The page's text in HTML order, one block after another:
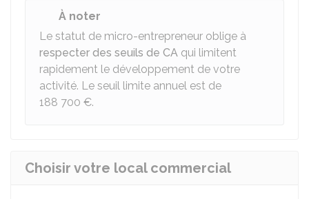
À noter
Le statut de micro-entrepreneur oblige à
respecter des seuils de CA qui limitent
rapidement le développement de votre
activité. Le seuil limite annuel est de
188 700 €.
Choisir votre local commercial